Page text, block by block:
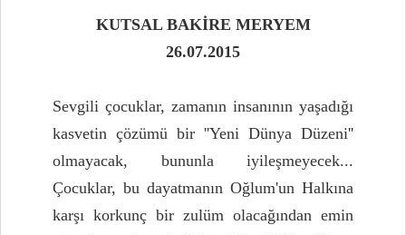
KUTSAL BAKİRE MERYEM
26.07.2015
Sevgili çocuklar, zamanın insanının yaşadığı
kasvetin çözümü bir ''Yeni Dünya Düzeni''
olmayacak, bununla iyileşmeyecek...
Çocuklar, bu dayatmanın Oğlum'un Halkına
karşı korkunç bir zulüm olacağından emin